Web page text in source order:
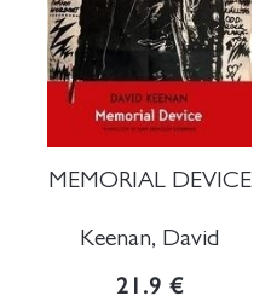
MEMORIAL DEVICE
Keenan, David
21.9 €